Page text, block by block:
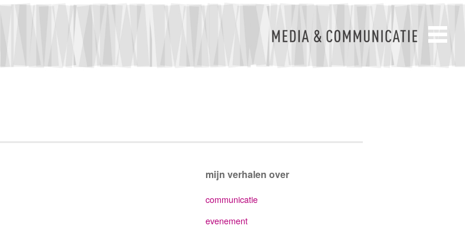
mijn verhalen over
communicatie
evenement